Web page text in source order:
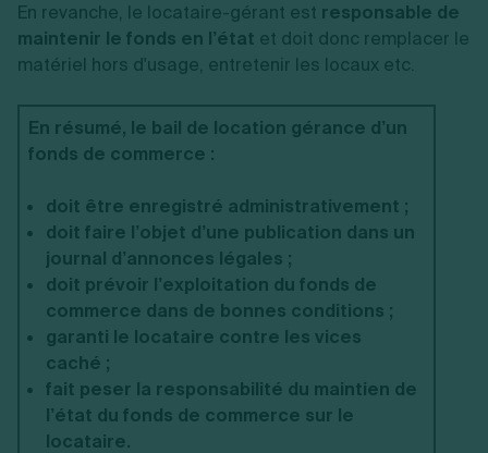
En revanche, le locataire-gérant est responsable de
maintenir le fonds en l’état et doit donc remplacer le
matériel hors d'usage, entretenir les locaux etc.
En résumé, le bail de location gérance d’un
fonds de commerce :
doit être enregistré administrativement ;
doit faire l’objet d’une publication dans un
journal d’annonces légales ;
doit prévoir l’exploitation du fonds de
commerce dans de bonnes conditions ;
garanti le locataire contre les vices
caché ;
fait peser la responsabilité du maintien de
l’état du fonds de commerce sur le
locataire.